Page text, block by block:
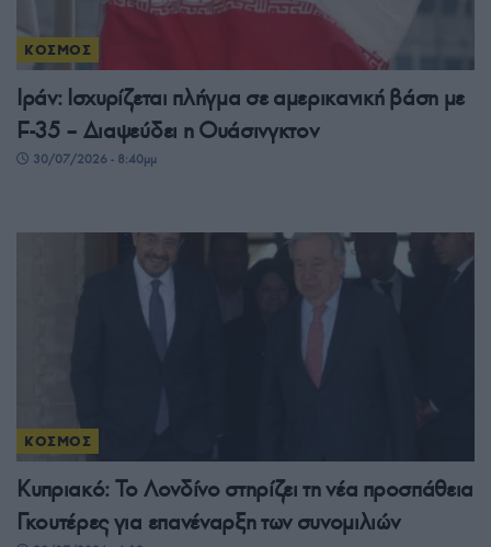
ΚΟΣΜΟΣ
Ιράν: Ισχυρίζεται πλήγμα σε αμερικανική βάση με
F-35 – Διαψεύδει η Ουάσινγκτον
30/07/2026 - 8:40μμ
ΚΟΣΜΟΣ
Κυπριακό: Το Λονδίνο στηρίζει τη νέα προσπάθεια
Γκουτέρες για επανέναρξη των συνομιλιών